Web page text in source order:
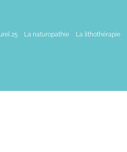
25 La naturopathie La lithothérapie